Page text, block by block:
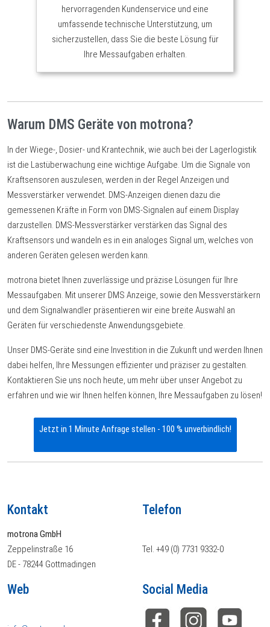
hervorragenden Kundenservice und eine
umfassende technische Unterstützung, um
sicherzustellen, dass Sie die beste Lösung für
Ihre Messaufgaben erhalten.
Warum DMS Geräte von motrona?
In der Wiege-, Dosier- und Krantechnik, wie auch bei der Lagerlogistik
ist die Lastüberwachung eine wichtige Aufgabe. Um die Signale von
Kraftsensoren auszulesen, werden in der Regel Anzeigen und
Messverstärker verwendet. DMS-Anzeigen dienen dazu die
gemessenen Kräfte in Form von DMS-Signalen auf einem Display
darzustellen. DMS-Messverstärker verstärken das Signal des
Kraftsensors und wandeln es in ein analoges Signal um, welches von
anderen Geräten gelesen werden kann.
motrona bietet Ihnen zuverlässige und präzise Lösungen für Ihre
Messaufgaben. Mit unserer DMS Anzeige, sowie den Messverstärkern
und dem Signalwandler präsentieren wir eine breite Auswahl an
Geräten für verschiedenste Anwendungsgebiete.
Unser DMS-Geräte sind eine Investition in die Zukunft und werden Ihnen
dabei helfen, Ihre Messungen effizienter und präziser zu gestalten.
Kontaktieren Sie uns noch heute, um mehr über unser Angebot zu
erfahren und wie wir Ihnen helfen können, Ihre Messaufgaben zu lösen!
Jetzt in 1 Minute Anfrage stellen - 100 % unverbindlich!
Kontakt
motrona GmbH
Zeppelinstraße 16
DE - 78244 Gottmadingen
Telefon
Tel. +49 (0) 7731 9332-0
Web Social Media